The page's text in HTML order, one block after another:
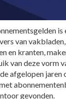
van vakbladen,
en kranten,
van deze vorm
afgelopen
gevonden.